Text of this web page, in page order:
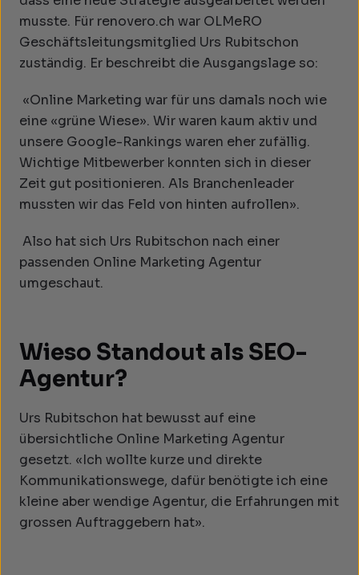
musste. Für renovero.ch war OLMeRO
Geschäftsleitungsmitglied Urs Rubitschon
zuständig. Er beschreibt die Ausgangslage so:
«Online Marketing war für uns damals noch wie
eine «grüne Wiese». Wir waren kaum aktiv und
unsere Google-Rankings waren eher zufällig.
Wichtige Mitbewerber konnten sich in dieser
Zeit gut positionieren. Als Branchenleader
mussten wir das Feld von hinten aufrollen».
Also hat sich Urs Rubitschon nach einer
passenden Online Marketing Agentur
umgeschaut.
Wieso Standout als SEO-
Agentur?
Urs Rubitschon hat bewusst auf eine
übersichtliche Online Marketing Agentur
gesetzt. «Ich wollte kurze und direkte
Kommunikationswege, dafür benötigte ich eine
kleine aber wendige Agentur, die Erfahrungen mit
grossen Auftraggebern hat».